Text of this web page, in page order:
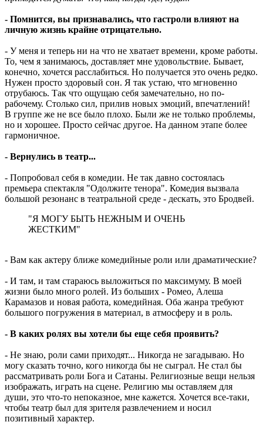
- Помнится, вы признавались, что гастроли влияют на
личную жизнь крайне отрицательно.
- У меня и теперь ни на что не хватает времени, кроме работы.
То, чем я занимаюсь, доставляет мне удовольствие. Бывает,
конечно, хочется расслабиться. Но получается это очень редко.
Нужен просто здоровый сон. Я так устаю, что мгновенно
отрубаюсь. Так что ощущаю себя замечательно, но по-
рабочему. Столько сил, прилив новых эмоций, впечатлений!
В группе же не все было плохо. Были же не только проблемы,
но и хорошее. Просто сейчас другое. На данном этапе более
гармоничное.
- Вернулись в театр...
- Попробовал себя в комедии. Не так давно состоялась
премьера спектакля "Одолжите тенора". Комедия вызвала
большой резонанс в театральной среде - дескать, это Бродвей.
"Я МОГУ БЫТЬ НЕЖНЫМ И ОЧЕНЬ
ЖЕСТКИМ"
- Вам как актеру ближе комедийные роли или драматические?
- И там, и там стараюсь выложиться по максимуму. В моей
жизни было много ролей. Из больших - Ромео, Алеша
Карамазов и новая работа, комедийная. Оба жанра требуют
большого погружения в материал, в атмосферу и в роль.
- В каких ролях вы хотели бы еще себя проявить?
- Не знаю, роли сами приходят... Никогда не загадываю. Но
могу сказать точно, кого никогда бы не сыграл. Не стал бы
рассматривать роли Бога и Сатаны. Религиозные вещи нельзя
изображать, играть на сцене. Религию мы оставляем для
души, это что-то непоказное, мне кажется. Хочется все-таки,
чтобы театр был для зрителя развлечением и носил
позитивный характер.